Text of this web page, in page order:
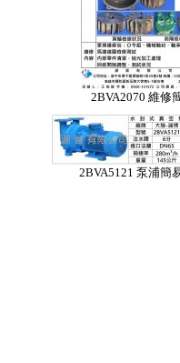
2BVA2070 維修
2BVA5121 泵浦簡